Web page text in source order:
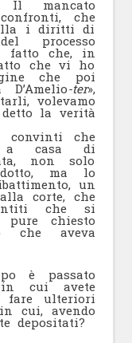
Il mancato
che
i diritti di
processo
fatto che, in
che vi ho
che poi
-ter»,
volevamo
la verità
che
a casa di
non solo
ma lo
un
corte, che
che si
pure chiesto
che aveva
è passato
cui avete
fare ulteriori
cui, avendo
depositati?